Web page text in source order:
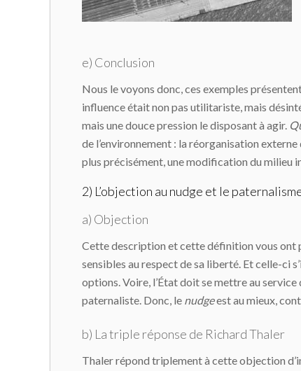
e) Conclusion
Nous le voyons donc, ces exemples
influence était non pas utilitariste, mais
mais une douce pression le disposant à agir.
de l’environnement : la réorganisation
plus précisément, une modification du milieu
2) L’objection au nudge et le
a) Objection
Cette description et cette définition vous ont
sensibles au respect de sa liberté. Et celle-ci
options. Voire, l’État doit se mettre au
paternaliste. Donc, le nudgeest au mieux,
b) La triple réponse de Richard Thaler
Thaler répond triplement à cette objection